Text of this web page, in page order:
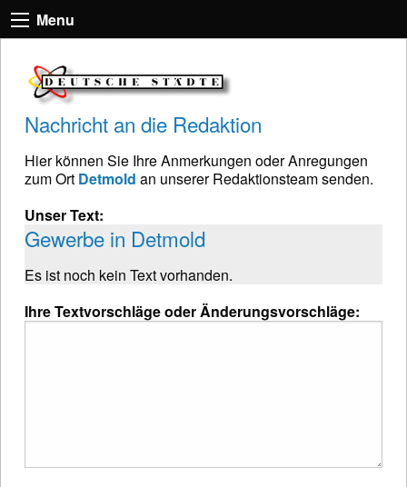
Menu
Nachricht an die Redaktion
Hier können Sie Ihre Anmerkungen oder Anregungen
zum Ort Detmold an unserer Redaktionsteam senden.
Unser Text:
Gewerbe in Detmold
Es ist noch kein Text vorhanden.
Ihre Textvorschläge oder Änderungsvorschläge: